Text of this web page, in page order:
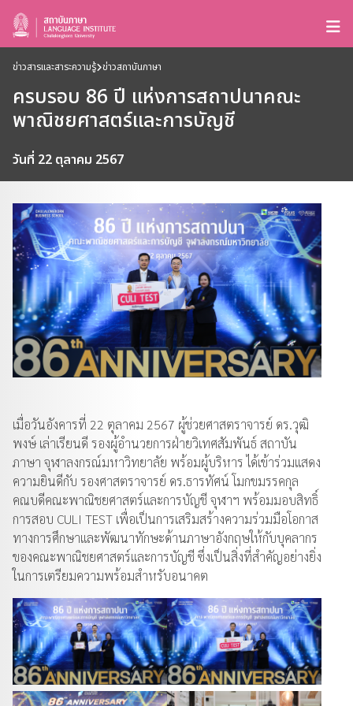
ข่าวสารและสาระความรู้ ข่าวสถาบันภาษา
ครบรอบ 86 ปี แห่งการสถาปนาคณะ
พาณิชยศาสตร์และการบัญชี
วันที่ 22 ตุลาคม 2567
เมื่อวันอังคารที่ 22 ตุลาคม 2567 ผู้ช่วยศาสตราจารย์ ดร.วุฒิ
พงษ์ เล่าเรียนดี รองผู้อำนวยการฝ่ายวิเทศสัมพันธ์ สถาบัน
ภาษา จุฬาลงกรณ์มหาวิทยาลัย พร้อมผู้บริหาร ได้เข้าร่วมแสดง
ความยินดีกับ รองศาสตราจารย์ ดร.ธารทัศน์ โมกขมรรคกุล
คณบดีคณะพาณิชยศาสตร์และการบัญชี จุฬาฯ พร้อมมอบสิทธิ์
การสอบ CULI TEST เพื่อเป็นการเสริมสร้างความร่วมมือโอกาส
ทางการศึกษาและพัฒนาทักษะด้านภาษาอังกฤษให้กับบุคลากร
ของคณะพาณิชยศาสตร์และการบัญชี ซึ่งเป็นสิ่งที่สำคัญอย่างยิ่ง
ในการเตรียมความพร้อมสำหรับอนาคต